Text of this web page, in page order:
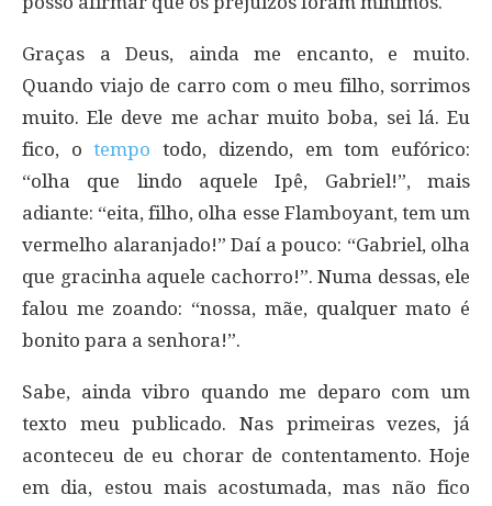
Graças a Deus, ainda me encanto, e muito.
Quando viajo de carro com o meu filho, sorrimos
muito. Ele deve me achar muito boba, sei lá. Eu
fico, otempo todo, dizendo, em tom eufórico:
“olha que lindo aquele Ipê, Gabriel!”, mais
adiante: “eita, filho, olha esse Flamboyant, tem um
vermelho alaranjado!” Daí a pouco: “Gabriel, olha
que gracinha aquele cachorro!”. Numa dessas, ele
falou me zoando: “nossa, mãe, qualquer mato é
bonito para a senhora!”.
Sabe, ainda vibro quando me deparo com um
texto meu publicado. Nas primeiras vezes, já
aconteceu de eu chorar de contentamento. Hoje
em dia, estou mais acostumada, mas não fico